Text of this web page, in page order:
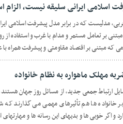
اسلامی ایرانی سلیقه نیست،
مدلیست که در برابر مدل پیشرفت اسلامی
مبتنی بر تعامل مستمر و مدام با غرب و استفاده
که مبتنی بر اقتصاد مقاومتی و پیشرفت
مهلک ماهواره به نظام خانواده
ارتباط جمعی جدید، از مسائل روز جهان هستند
خانواده ها هم تأثیرهای مهمی می گذارند که
و اگر خوبی ها و بدیهای این رسانه ها و